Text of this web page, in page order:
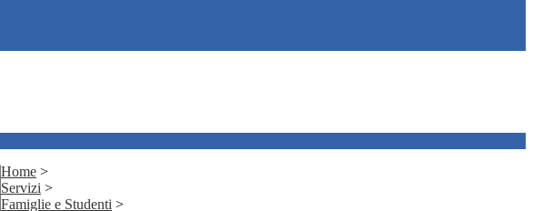
Home >
Servizi >
Famiglie e Studenti >